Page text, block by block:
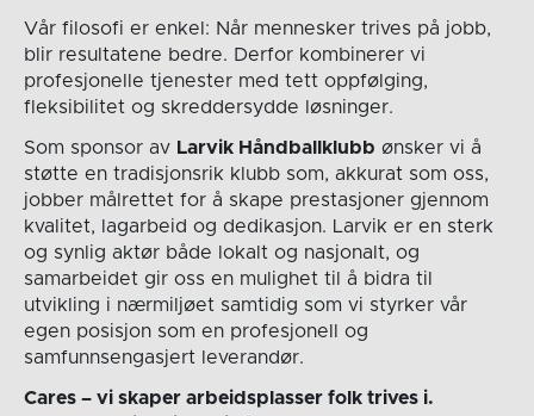
Vår filosofi er enkel: Når mennesker trives på jobb,
blir resultatene bedre. Derfor kombinerer vi
profesjonelle tjenester med tett oppfølging,
fleksibilitet og skreddersydde løsninger.
Som sponsor av Larvik Håndballklubb ønsker vi å
støtte en tradisjonsrik klubb som, akkurat som oss,
jobber målrettet for å skape prestasjoner gjennom
kvalitet, lagarbeid og dedikasjon. Larvik er en sterk
og synlig aktør både lokalt og nasjonalt, og
samarbeidet gir oss en mulighet til å bidra til
utvikling i nærmiljøet samtidig som vi styrker vår
egen posisjon som en profesjonell og
samfunnsengasjert leverandør.
Cares – vi skaper arbeidsplasser folk trives i.